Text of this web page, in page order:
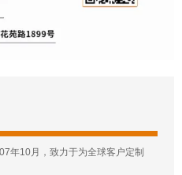
年10月，致力于为全球客户定制